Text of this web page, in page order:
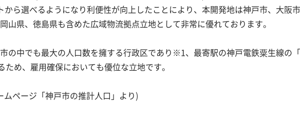
ら選べるようになり利便性が向上したことにより、本開発地は神戸市、大阪
山県、徳島県も含めた広域物流拠点立地として非常に優れております。
の中でも最大の人口数を擁する行政区であり※1、最寄駅の神戸電鉄粟生線の
め、雇用確保においても優位な立地です。
ページ「神戸市の推計人口」より)